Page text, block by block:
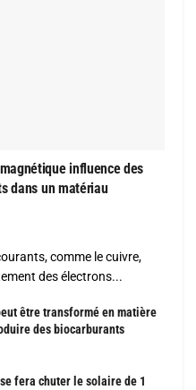
influence des
dans un matériau
comme le cuivre,
des électrons...
être transformé en matière
des biocarburants
fera chuter le solaire de 1